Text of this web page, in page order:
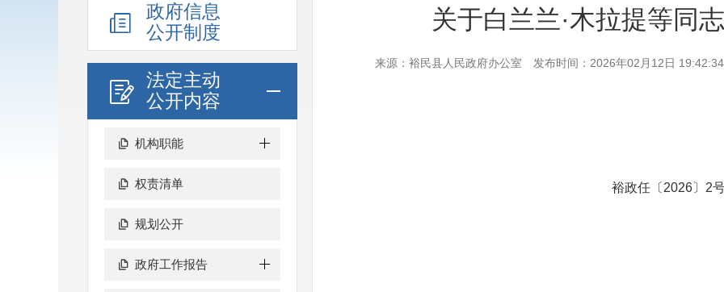
政府信息
公开制度
法定主动
公开内容
机构职能
权责清单
规划公开
政府工作报告
关于白兰兰·木拉提等同
来源：裕民县人民政府办公室 发布时间：2026年02月12日 19:42:34
裕政任〔 2026〕 2